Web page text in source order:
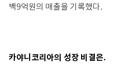
백9억원의 매출을 기록했다.
카야니코리아의 성장 비결은.